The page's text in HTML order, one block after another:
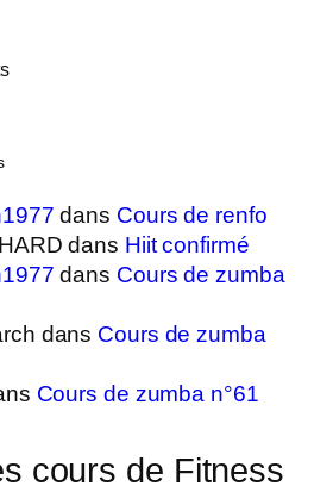
dans Cours de renfo
dans Hiit confirmé
dans Cours de zumba
dans Cours de zumba
Cours de zumba n°61
cours de Fitness